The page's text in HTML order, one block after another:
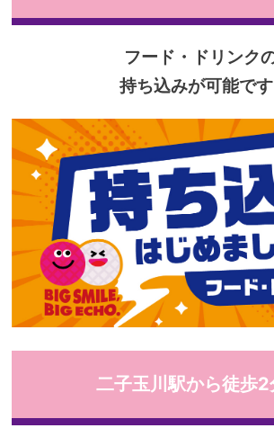
フード・ドリンク
持ち込みが可能で
二子玉川駅から徒歩2